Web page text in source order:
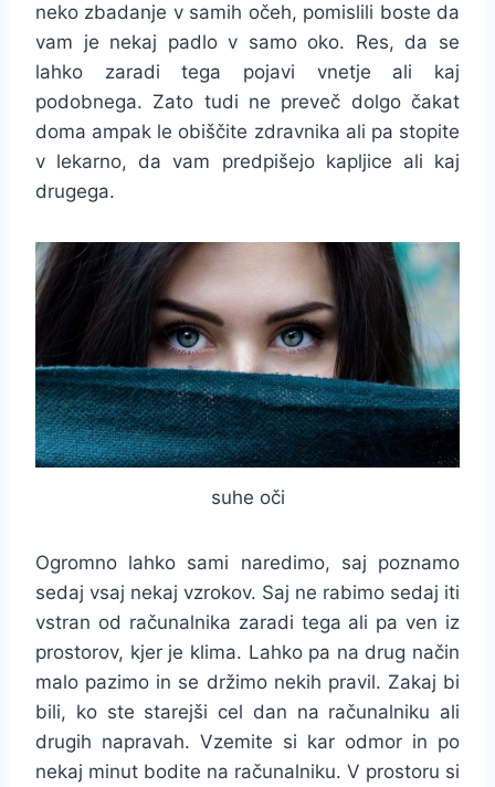
neko zbadanje v samih očeh, pomislili boste da
vam je nekaj padlo v samo oko. Res, da se
lahko zaradi tega pojavi vnetje ali kaj
podobnega. Zato tudi ne preveč dolgo čakat
doma ampak le obiščite zdravnika ali pa stopite
v lekarno, da vam predpišejo kapljice ali kaj
drugega.
suhe oči
Ogromno lahko sami naredimo, saj poznamo
sedaj vsaj nekaj vzrokov. Saj ne rabimo sedaj iti
vstran od računalnika zaradi tega ali pa ven iz
prostorov, kjer je klima. Lahko pa na drug način
malo pazimo in se držimo nekih pravil. Zakaj bi
bili, ko ste starejši cel dan na računalniku ali
drugih napravah. Vzemite si kar odmor in po
nekaj minut bodite na računalniku. V prostoru si